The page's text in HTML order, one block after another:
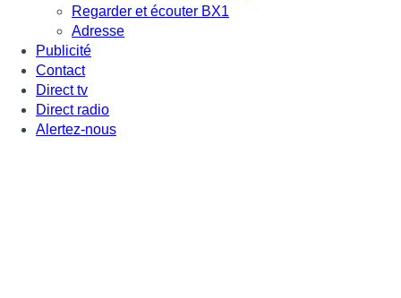
Regarder et écouter BX1
Adresse
Publicité
Contact
Direct tv
Direct radio
Alertez-nous